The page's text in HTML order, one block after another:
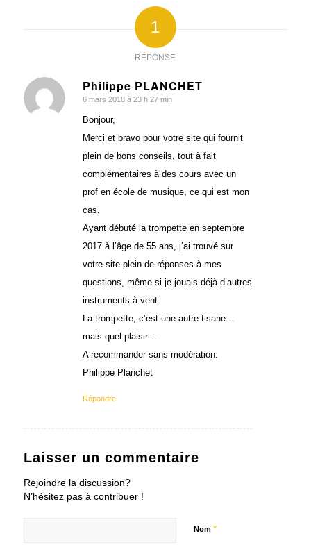
1
RÉPONSE
Philippe PLANCHET
dit
6 mars 2018 à 23 h 27 min
Bonjour,
Merci et bravo pour votre site qui fournit
plein de bons conseils, tout à fait
complémentaires à des cours avec un
prof en école de musique, ce qui est mon
cas.
Ayant débuté la trompette en septembre
2017 à l’âge de 55 ans, j’ai trouvé sur
votre site plein de réponses à mes
questions, même si je jouais déjà d’autres
instruments à vent.
La trompette, c’est une autre tisane…
mais quel plaisir…
A recommander sans modération.
Philippe Planchet
Répondre
Laisser un commentaire
Rejoindre la discussion?
N’hésitez pas à contribuer !
Nom *